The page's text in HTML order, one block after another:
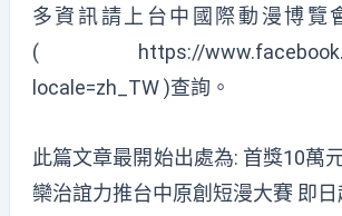
多資訊請上台中國際動漫博覽
( https://
locale=zh_TW)查詢。
此篇文章最開始出處為: 首獎10萬
欒治誼力推台中原創短漫大賽 即